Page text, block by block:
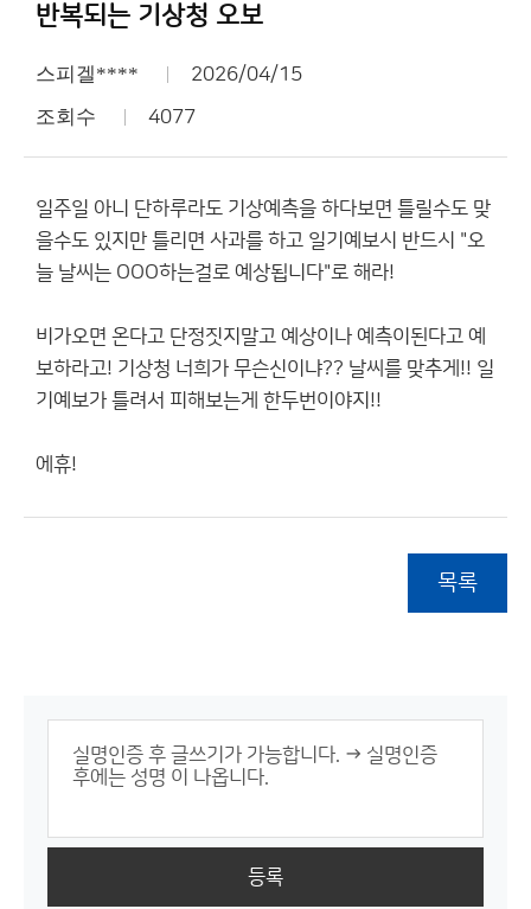
반복되는 기상청 오보
스피겔**** 2026/04/15
조회수 4077
일주일 아니 단하루라도 기상예측을 하다보면 틀릴수도 맞
을수도 있지만 틀리면 사과를 하고 일기예보시 반드시 "오
늘 날씨는 OOO하는걸로 예상됩니다"로 해라!
비가오면 온다고 단정짓지말고 예상이나 예측이된다고 예
보하라고! 기상청 너희가 무슨신이냐?? 날씨를 맞추게!! 일
기예보가 틀려서 피해보는게 한두번이야지!!
에휴!
목록
등록